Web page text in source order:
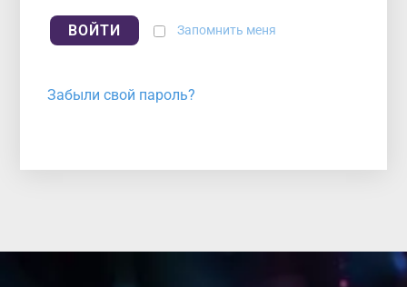
Запомнить меня
ВОЙТИ
Забыли свой пароль?